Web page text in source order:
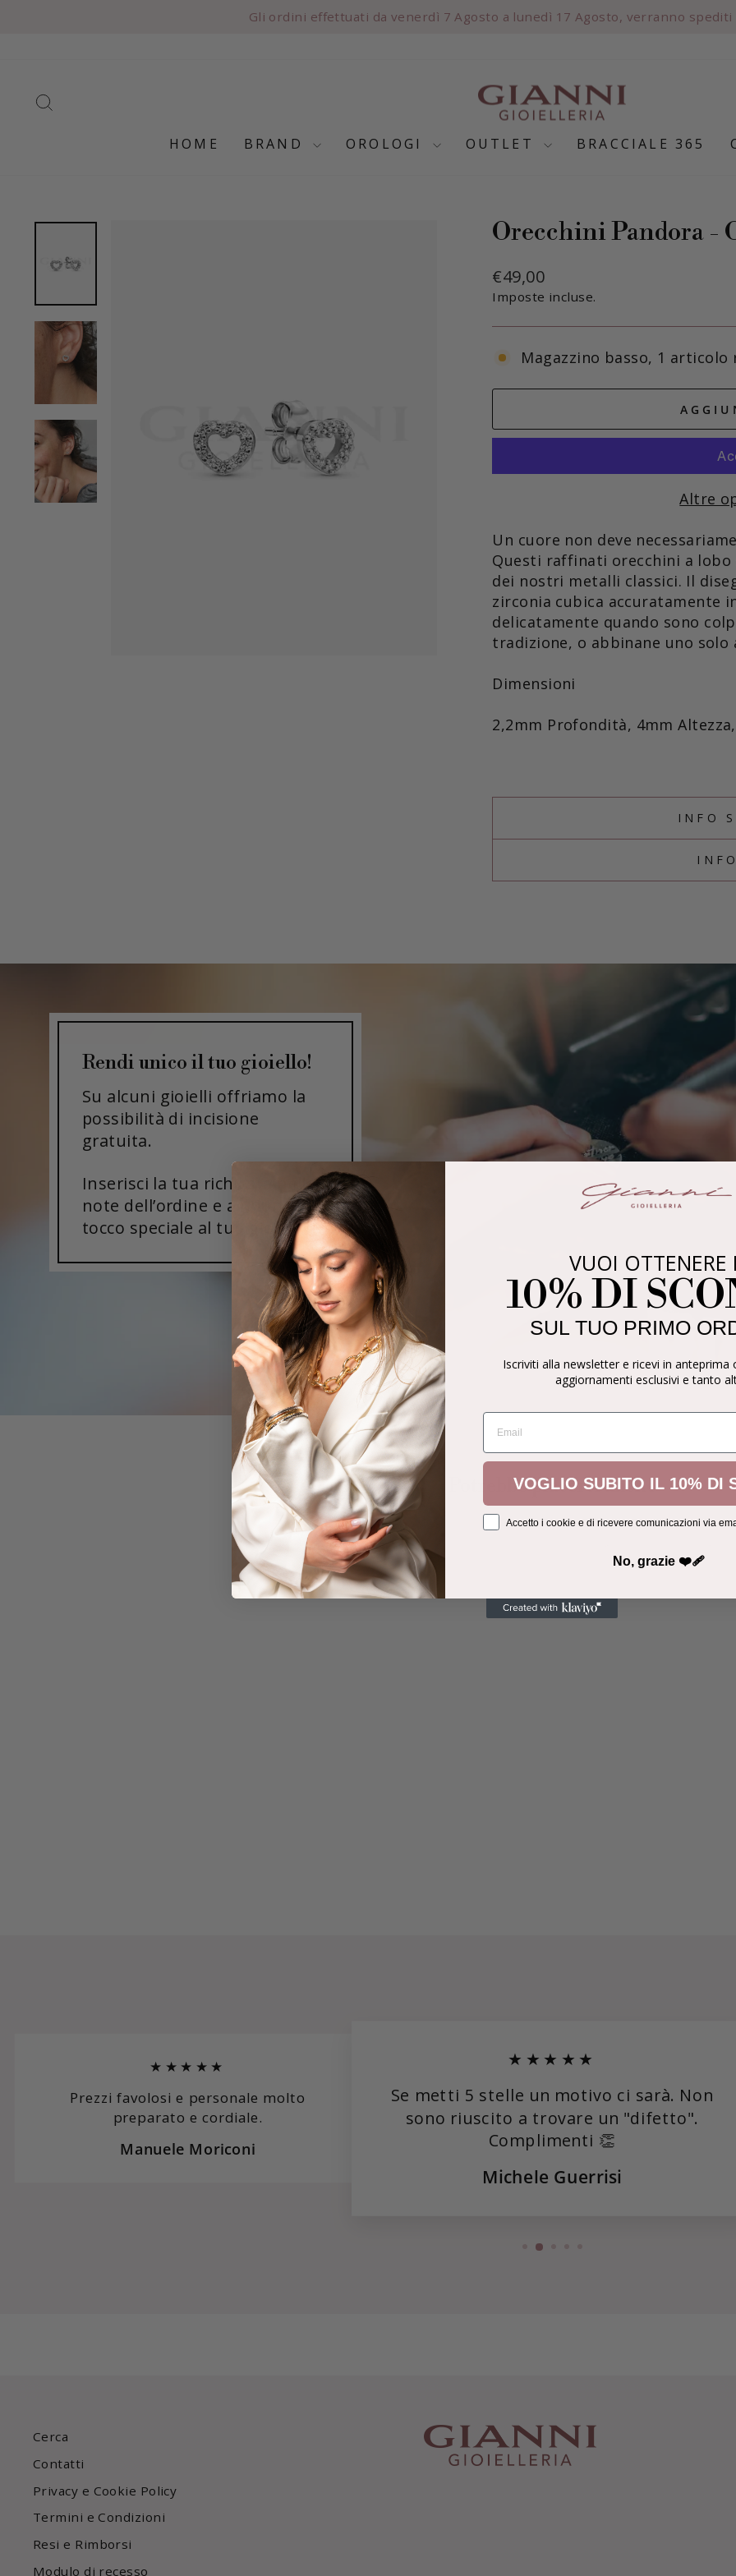
presentazione
Gli ordini effettuati da venerdì 7 Agosto a lunedì 17 Agosto, verranno spediti
HOME BRAND OROLOGI OUTLET BRACCIALE 365
Orecchini Pandora -
Prezzo
di
€49,00
Imposte incluse.
Magazzino basso, 1 articolo
Altre
Un cuore non deve
Questi raffinati orecchini a
dei nostri metalli classici. Il
zirconia cubica accuratamente
delicatamente quando sono
tradizione, o abbinane uno solo
Dimensioni
2,2mm Profondità, 4mm Altezza,
INFO
Rendi unico il tuo gioiello!
Su alcuni gioielli offriamo la
possibilità di incisione
gratuita.
Inserisci la tua richiesta nelle
note dell’ordine e aggiungi un
tocco speciale al tuo gioiello!
Potrebbe piacerti anche
★★★★★
Prezzi favolosi e personale molto
preparato e cordiale.
Manuele Moriconi
★★★★★
Se metti 5 stelle un motivo ci sarà. Non
sono riuscito a trovare un "difetto".
Complimenti 👏
Michele Guerrisi
Cerca
Contatti
Privacy e Cookie Policy
Termini e Condizioni
Resi e Rimborsi
Modulo di recesso
VUOI OTTENERE
10% DI
SUL TUO PRIMO
Iscriviti alla newsletter e ricevi in anteprima
aggiornamenti esclusivi e tanto
EMAIL
VOGLIO SUBITO IL 10% DI
Accetto i cookie e di ricevere comunicazioni via
No, grazie ❤️‍🩹